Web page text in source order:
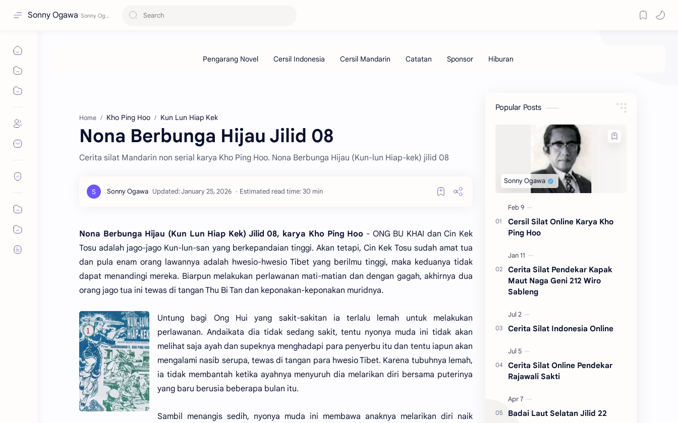
Sonny Ogawa
Home Kho Ping Hoo Kun Lun Hiap Kek
Nona Berbunga Hijau Jilid 08
Cerita silat Mandarin non serial karya Kho Ping Hoo. Nona Berbunga Hijau (Kun-lun Hiap-kek) jilid 08
Estimated read time: 30 min
Nona Berbunga Hijau (Kun Lun Hiap Kek) Jilid 08, karya Kho Ping Hoo - ONG BU KHAI dan Cin Kek
Tosu adalah jago-jago Kun-lun-san yang berkepandaian tinggi. Akan tetapi, Cin Kek Tosu sudah amat tua
dan pula enam orang lawannya adalah hwesio-hwesio Tibet yang berilmu tinggi, maka keduanya tidak
dapat menandingi mereka. Biarpun melakukan perlawanan mati-matian dan dengan gagah, akhirnya dua
orang jago tua ini tewas di tangan Thu Bi Tan dan keponakan-keponakan muridnya.
Untung bagi Ong Hui yang sakit-sakitan ia terlalu lemah untuk melakukan
perlawanan. Andaikata dia tidak sedang sakit, tentu nyonya muda ini tidak akan
melihat saja ayah dan supeknya menghadapi para penyerbu itu dan tentu iapun akan
mengalami nasib serupa, tewas di tangan para hwesio Tibet. Karena tubuhnya lemah,
ia tidak membantah ketika ayahnya menyuruh dia melarikan diri bersama puterinya
yang baru berusia beberapa bulan itu.
Sambil menangis sedih, nyonya muda ini membawa anaknya melarikan diri naik
Popular Posts
Cersil Silat Online Karya Kho
Ping Hoo
Cerita Silat Pendekar Kapak
Maut Naga Geni 212 Wiro
Sableng
Cerita Silat Indonesia Online
Cerita Silat Online Pendekar
Rajawali Sakti
Badai Laut Selatan Jilid 22